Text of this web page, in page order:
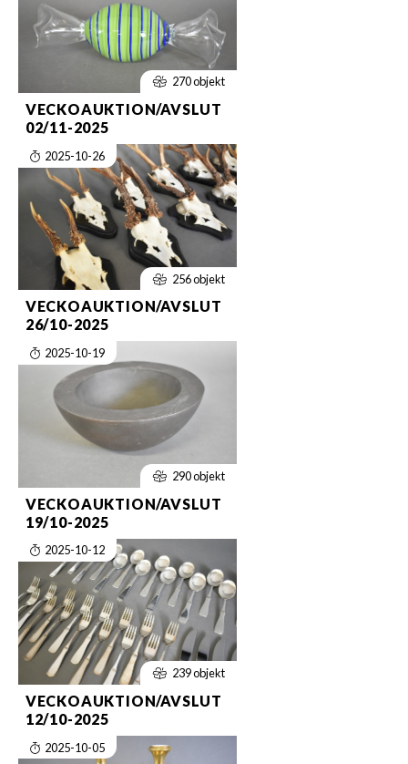
270 objekt
VECKOAUKTION/AVSLUT
02/11-2025
2025-10-26
256 objekt
VECKOAUKTION/AVSLUT
26/10-2025
2025-10-19
290 objekt
VECKOAUKTION/AVSLUT
19/10-2025
2025-10-12
239 objekt
VECKOAUKTION/AVSLUT
12/10-2025
2025-10-05